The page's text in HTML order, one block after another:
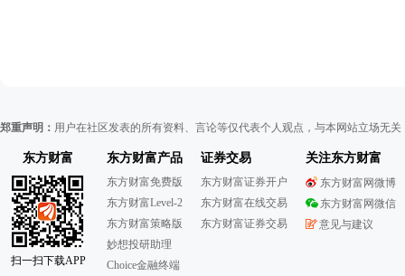
郑重声明： 用户在社区发表的所有资料、言论等仅代表个人观点，与本网站立场无
东方财富
扫一扫下载APP
东方财富产品
东方财富免费版
东方财富Level-2
东方财富策略版
妙想投研助理
Choice金融终端
证券交易
东方财富证券开户
东方财富在线交易
东方财富证券交易
关注东方财富
东方财富网微博
东方财富网微信
意见与建议